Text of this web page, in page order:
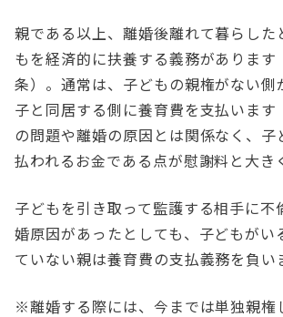
親である以上、離婚後離れて暮らした
もを経済的に扶養する義務があります
条）。通常は、子どもの親権がない側
子と同居する側に養育費を支払いま
の問題や離婚の原因とは関係なく、子
払われるお金である点が慰謝料と大き
子どもを引き取って監護する相手に不
婚原因があったとしても、子どもがい
ていない親は養育費の支払義務を負い
※離婚する際には、今までは単独親権